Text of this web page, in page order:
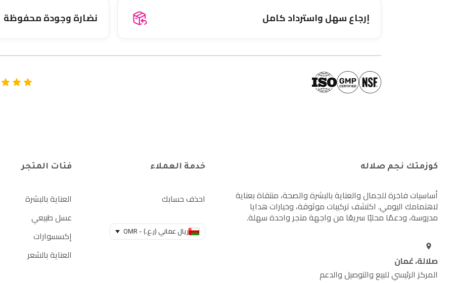
إرجاع سهل واسترداد كامل نضارة وجودة محفوظة
كوزمتك نجم صلاله
أساسيات فاخرة للجمال والعناية بالبشرة والصحة، منتقاة بعناية
لاهتمامك اليومي. اكتشف تركيبات موثوقة، وخيارات هدايا
مدروسة، ودعمًا محليًا سريعًا من واجهة متجر واحدة سهلة.
صلالة، عُمان
المركز الرئيسي للبيع والتوصيل والدعم
خدمة العملاء
احذف حسابك
ريال عماني (ر.ع.) - OMR
فئات المتجر
العناية بالبشرة
عسل طبيعي
إكسسوارات
العناية بالشعر